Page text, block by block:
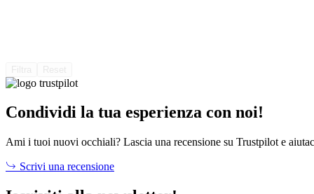
Condividi la tua esperienza con noi!
Ami i tuoi nuovi occhiali? Lascia una recensione su Trustpilot e
Scrivi una recensione